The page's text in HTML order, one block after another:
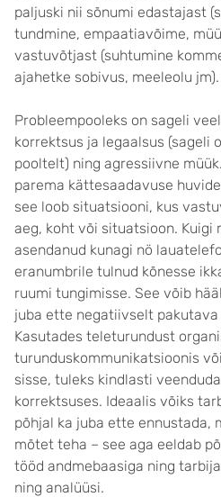
paljuski nii sõnumi edastajast
tundmine, empaatiavõime,
vastuvõtjast (suhtumine
ajahetke sobivus, meeleolu jm).
Probleempooleks on sageli
korrektsus ja legaalsus (sageli
pooltelt) ning agressiivne
parema kättesaadavuse
see loob situatsiooni, kus
aeg, koht või situatsioon. Kuigi
asendanud kunagi nö
eranumbrile tulnud kõnesse
ruumi tungimisse. See võib
juba ette negatiivselt
Kasutades teleturundust
turunduskommunikatsioonis
sisse, tuleks kindlasti
korrektsuses. Ideaalis võiks
põhjal ka juba ette ennustada,
mõtet teha – see aga eeldab
tööd andmebaasiga ning
ning analüüsi.